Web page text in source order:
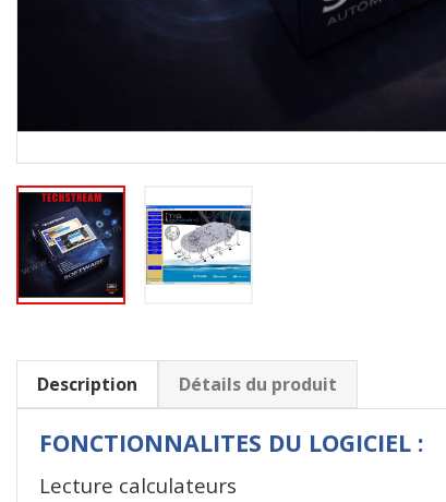
Description Détails du produit
FONCTIONNALITES DU LOGICIEL :
Lecture calculateurs